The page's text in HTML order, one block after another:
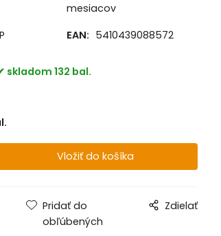
mesiacov
EAN: 5410439088572
skladom 132 bal.
Pridať do
obľúbených
Zdielať